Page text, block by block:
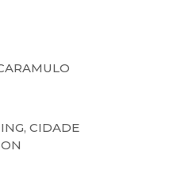
CIDADE